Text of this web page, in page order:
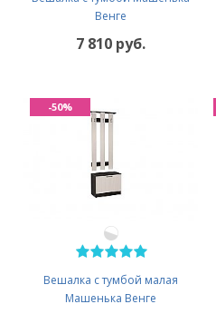
Венге
7 810 руб.
Вешалка с тумбой малая
Машенька Венге
-50%